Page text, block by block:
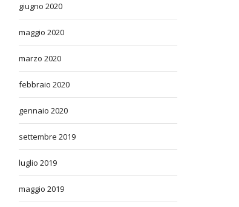
giugno 2020
maggio 2020
marzo 2020
febbraio 2020
gennaio 2020
settembre 2019
luglio 2019
maggio 2019